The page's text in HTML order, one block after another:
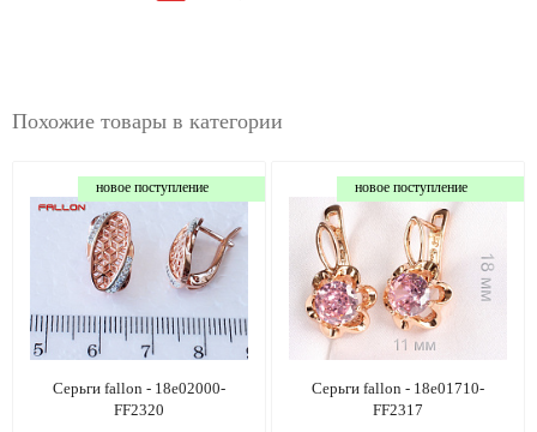
Похожие товары в категории
новое поступление
Серьги fallon - 18e02000-
FF2320
новое поступление
Серьги fallon - 18e01710-
FF2317